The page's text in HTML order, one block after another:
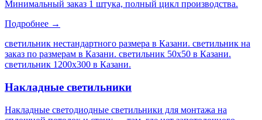
Минимальный заказ 1 штука, полный цикл производства.
Подробнее →
светильник нестандартного размера в Казани. светильник на
заказ по размерам в Казани. светильник 50х50 в Казани.
светильник 1200х300 в Казани.
Накладные светильники
Накладные светодиодные светильники для монтажа на